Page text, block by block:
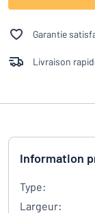
Garantie
Livraison
Information
Type:
Largeur: